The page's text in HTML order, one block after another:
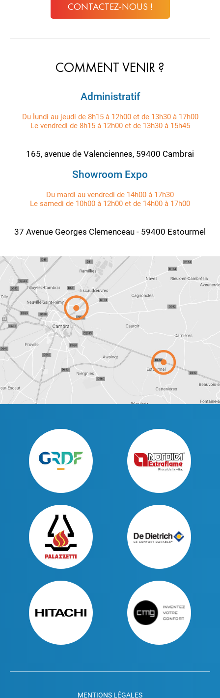
CONTACTEZ-NOUS !
COMMENT VENIR ?
Administratif
Du lundi au jeudi de 8h15 à 12h00 et de 13h30 à 17h00
Le vendredi de 8h15 à 12h00 et de 13h30 à 15h45
165, avenue de Valenciennes, 59400 Cambrai
Showroom Expo
Du mardi au vendredi de 14h00 à 17h30
Le samedi de 10h00 à 12h00 et de 14h00 à 17h00
37 Avenue Georges Clemenceau - 59400 Estourmel
MENTIONS LÉGALES